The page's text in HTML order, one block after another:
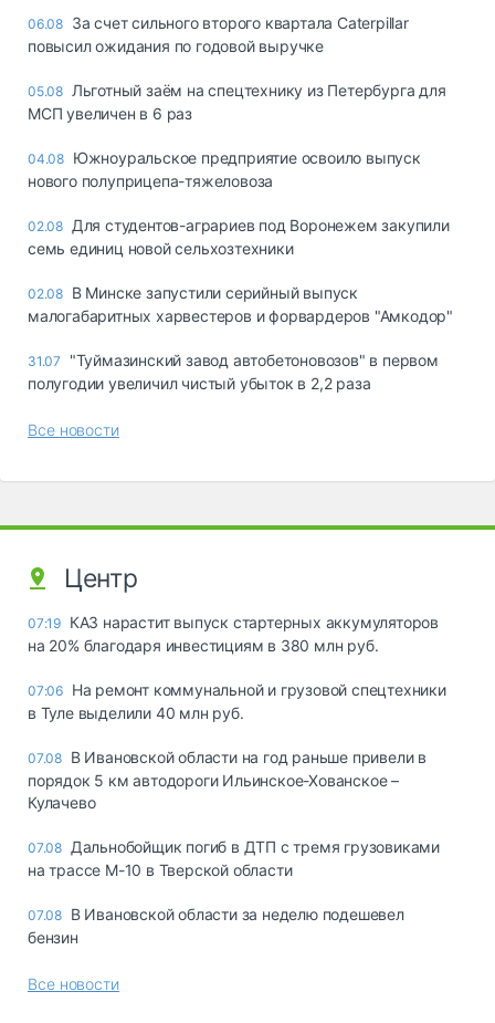
06.08 За счет сильного второго квартала Caterpillar
повысил ожидания по годовой выручке
05.08 Льготный заём на спецтехнику из Петербурга для
МСП увеличен в 6 раз
04.08 Южноуральское предприятие освоило выпуск
нового полуприцепа-тяжеловоза
02.08 Для студентов-аграриев под Воронежем закупили
семь единиц новой сельхозтехники
02.08 В Минске запустили серийный выпуск
малогабаритных харвестеров и форвардеров "Амкодор"
31.07
"Туймазинский завод автобетоновозов" в первом
полугодии увеличил чистый убыток в 2,2 раза
Все новости
Центр
07:19 КАЗ нарастит выпуск стартерных аккумуляторов
на 20% благодаря инвестициям в 380 млн руб.
07:06 На ремонт коммунальной и грузовой спецтехники
в Туле выделили 40 млн руб.
07.08 В Ивановской области на год раньше привели в
порядок 5 км автодороги Ильинское-Хованское –
Кулачево
07.08 Дальнобойщик погиб в ДТП с тремя грузовиками
на трассе М-10 в Тверской области
07.08 В Ивановской области за неделю подешевел
бензин
Все новости